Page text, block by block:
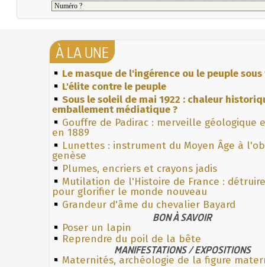
À LA UNE
Le masque de l'ingérence ou le peuple
L'élite contre le peuple
Sous le soleil de mai 1922 : chaleur
emballement médiatique ?
Gouffre de Padirac : merveille géologique
en 1889
Lunettes : instrument du Moyen Âge à
genèse
Plumes, encriers et crayons jadis
Mutilation de l'Histoire de France :
pour glorifier le monde nouveau
Grandeur d'âme du chevalier Bayard
BON À SAVOIR
Poser un lapin
Reprendre du poil de la bête
MANIFESTATIONS / EXPOSITIONS
Maternités, archéologie de la figure